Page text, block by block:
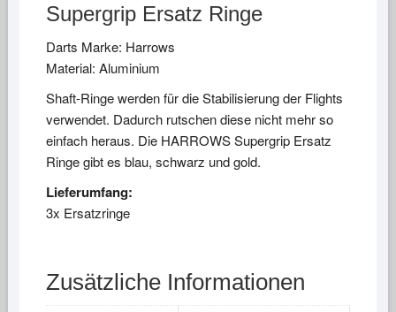
Supergrip Ersatz Ringe
Darts Marke: Harrows
Material: Aluminium
Shaft-Ringe werden für die Stabilisierung der Flights
verwendet. Dadurch rutschen diese nicht mehr so
einfach heraus. Die HARROWS Supergrip Ersatz
Ringe gibt es blau, schwarz und gold.
Lieferumfang:
3x Ersatzringe
Zusätzliche Informationen